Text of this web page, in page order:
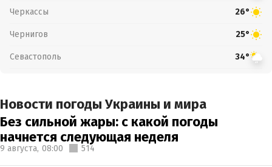
Черкассы 26°
Чернигов 25°
Севастополь 34°
Новости погоды Украины и мира
Без сильной жары: с какой погоды
начнется следующая неделя
9 августа, 08:00 514